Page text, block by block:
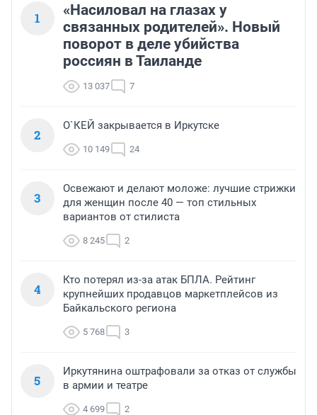
1
«Насиловал на глазах у
связанных родителей». Новый
поворот в деле убийства
россиян в Таиланде
13 037 7
2
О`КЕЙ закрывается в Иркутске
10 149 24
3
Освежают и делают моложе: лучшие стрижки
для женщин после 40 — топ стильных
вариантов от стилиста
8 245 2
4
Кто потерял из-за атак БПЛА. Рейтинг
крупнейших продавцов маркетплейсов из
Байкальского региона
5 768 3
5
Иркутянина оштрафовали за отказ от службы
в армии и театре
4 699 2